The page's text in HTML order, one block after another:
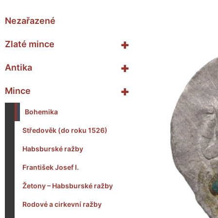
Nezařazené
+
Zlaté mince
+
Antika
+
Mince
Bohemika
Středověk (do roku 1526)
Habsburské ražby
František Josef I.
Žetony – Habsburské ražby
Rodové a cirkevní ražby